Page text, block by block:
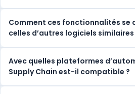
Comment ces fonctionnalités se
celles d’autres logiciels similaires
Avec quelles plateformes
Supply Chain est-il compatible ?